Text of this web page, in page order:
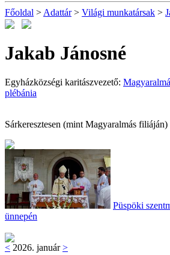
Főoldal > Adattár> Világi munkatársak >
Jakab Jánosné
Egyházközségi karitászvezető:
plébánia
Sárkeresztesen (mint Magyaralmás filiáján)
Püspöki
ünnepén
< 2026. január>